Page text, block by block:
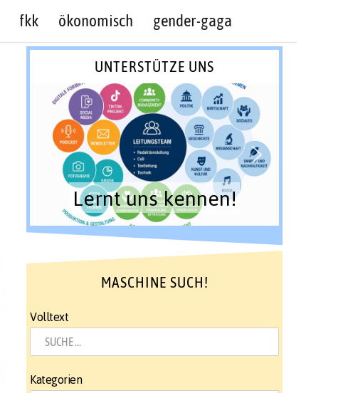
fkk ökonomisch gender-gaga
UNTERSTÜTZE UNS
Lernt uns kennen!
MASCHINE SUCH!
Volltext
Kategorien